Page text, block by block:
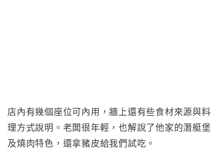
店內有幾個座位可內用，牆上還有些食材來源與料
理方式說明。老闆很年輕，也解說了他家的潛艇堡
及燒肉特色，還拿豬皮給我們試吃。